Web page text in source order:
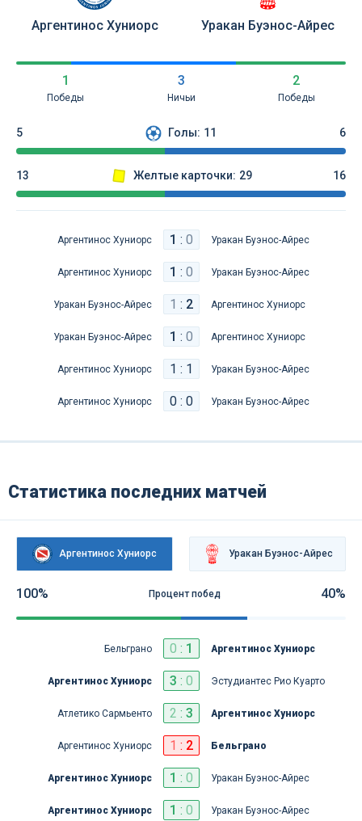
Аргентинос Хуниорс
1
Победы
3
Ничьи
2
Победы
Уракан Буэнос-Айрес
5 Голы: 11 6
13 Желтые карточки: 29 16
Аргентинос Хуниорс 1 : 0 Уракан Буэнос-Айрес
Аргентинос Хуниорс 1 : 0 Уракан Буэнос-Айрес
Уракан Буэнос-Айрес 1 : 2 Аргентинос Хуниорс
Уракан Буэнос-Айрес 1 : 0 Аргентинос Хуниорс
Аргентинос Хуниорс 1 : 1 Уракан Буэнос-Айрес
Аргентинос Хуниорс 0 : 0 Уракан Буэнос-Айрес
Статистика последних матчей
Аргентинос Хуниорс Уракан Буэнос-Айрес
100% Процент побед 40%
Бельграно 0 : 1 Аргентинос Хуниорс
Аргентинос Хуниорс 3 : 0 Эстудиантес Рио Куарто
Атлетико Сармьенто 2 : 3 Аргентинос Хуниорс
Аргентинос Хуниорс 1 : 2 Бельграно
Аргентинос Хуниорс 1 : 0 Уракан Буэнос-Айрес
Аргентинос Хуниорс 1 : 0 Уракан Буэнос-Айрес